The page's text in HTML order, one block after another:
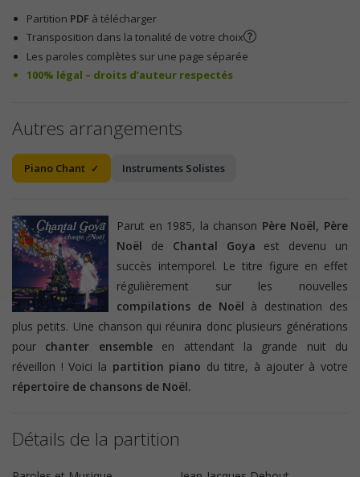
Partition PDF à télécharger
Transposition dans la tonalité de votre choix
Les paroles complètes sur une page séparée
100% légal – droits d’auteur respectés
Autres arrangements
Piano Chant Instruments Solistes
Parut en 1985, la chanson Père Noël, Père
Noël de Chantal Goya est devenu un
succès intemporel. Le titre figure en effet
régulièrement sur les nouvelles
compilations de Noël à destination des
plus petits. Une chanson qui réunira donc plusieurs générations
pour chanter ensembleen attendant la grande nuit du
réveillon ! Voici la partition piano du titre, à ajouter à votre
répertoire de chansons de Noël.
Détails de la partition